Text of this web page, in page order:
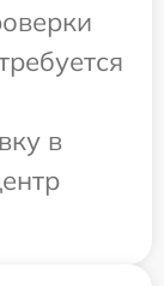
в